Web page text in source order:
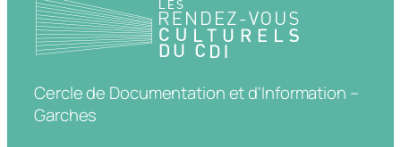
Cercle de Documentation et d'Information –
Garches